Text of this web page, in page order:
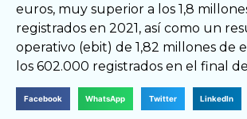
euros, muy superior a los 1,8
registrados en 2021, así como un
operativo (ebit) de 1,82 millones de
los 602.000 registrados en el final
Facebook WhatsApp Twitter LinkedIn